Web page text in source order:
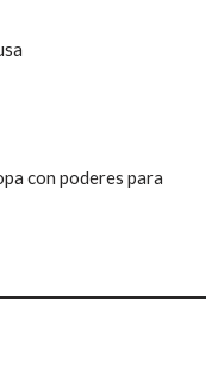
con poderes para